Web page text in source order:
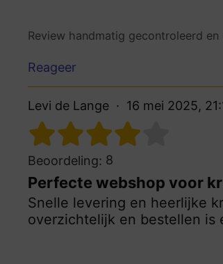
Review handmatig gecontroleerd en
Reageer
Levi de Lange 16 mei 2025,
Beoordeling: 8
Perfecte webshop voor
Snelle levering en heerlijke
overzichtelijk en bestellen is